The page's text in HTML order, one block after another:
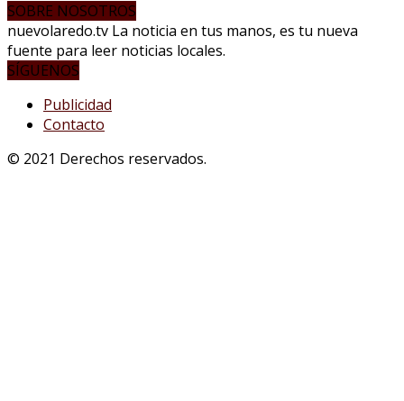
SOBRE NOSOTROS
nuevolaredo.tv La noticia en tus manos, es tu nueva
fuente para leer noticias locales.
SÍGUENOS
Publicidad
Contacto
© 2021 Derechos reservados.